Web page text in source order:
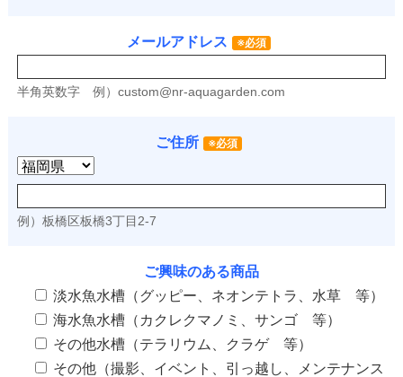
メールアドレス ※必須
半角英数字例） custom@nr-aquagarden.com
ご住所 ※必須
例）板橋区板橋3丁目2-7
ご興味のある商品
淡水魚水槽（グッピー、ネオンテトラ、水草 等）
海水魚水槽（カクレクマノミ、サンゴ 等）
その他水槽（テラリウム、クラゲ 等）
その他（撮影、イベント、引っ越し、メンテナンス